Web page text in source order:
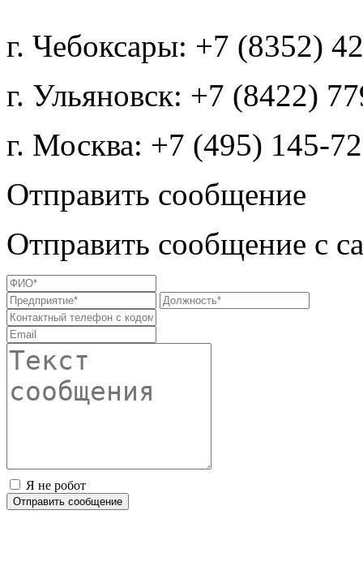
г. Чебоксары: +7 (8352)
г. Ульяновск: +7 (8422)
г. Москва: +7 (495) 145-
Отправить сообщение
Отправить сообщение с
Я не робот